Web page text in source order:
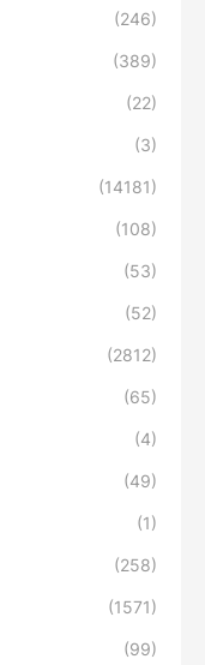
(246)
(389)
(22)
(3)
(14181)
(108)
(53)
(52)
(2812)
(65)
(4)
(49)
(1)
(258)
(1571)
(99)